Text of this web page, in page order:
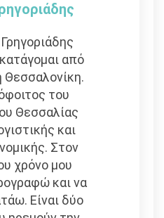
από
του
Θεσσαλίας
και
Στον
χρόνο μου
και να
Είναι δύο